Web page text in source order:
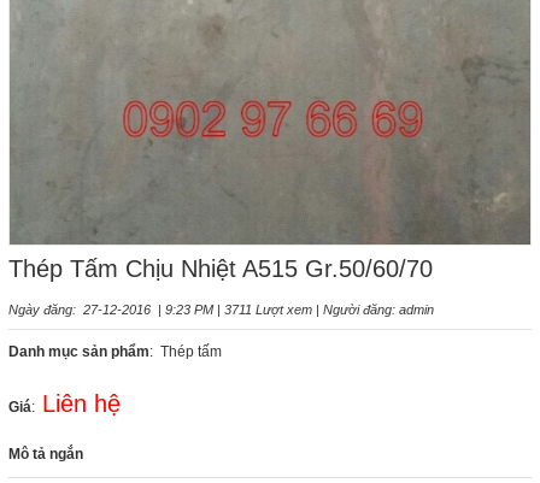
Thép Tấm Chịu Nhiệt A515 Gr.50/60/70
Ngày đăng: 27-12-2016 | 9:23 PM | 3711 Lượt xem | Người đăng: admin
Danh mục sản phẩm: Thép tấm
Giá: Liên hệ
Mô tả ngắn